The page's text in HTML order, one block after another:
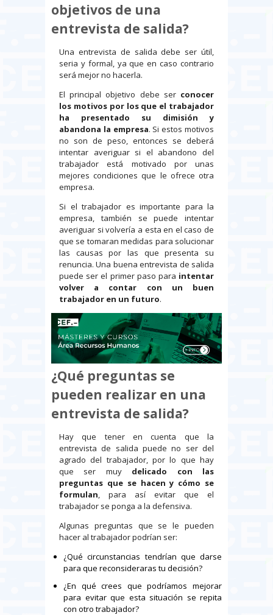
objetivos de una
entrevista de salida?
Una entrevista de salida debe ser útil,
seria y formal, ya que en caso contrario
será mejor no hacerla.
El principal objetivo debe ser conocer
los motivos por los que el trabajador
ha presentado su dimisión y
abandona la empresa. Si estos motivos
no son de peso, entonces se deberá
intentar averiguar si el abandono del
trabajador está motivado por unas
mejores condiciones que le ofrece otra
empresa.
Si el trabajador es importante para la
empresa, también se puede intentar
averiguar si volvería a esta en el caso de
que se tomaran medidas para solucionar
las causas por las que presenta su
renuncia. Una buena entrevista de salida
puede ser el primer paso para intentar
volver a contar con un buen
trabajador en un futuro.
¿Qué preguntas se
pueden realizar en una
entrevista de salida?
Hay que tener en cuenta que la
entrevista de salida puede no ser del
agrado del trabajador, por lo que hay
que ser muy delicado con las
preguntas que se hacen y cómo se
formulan, para así evitar que el
trabajador se ponga a la defensiva.
Algunas preguntas que se le pueden
hacer al trabajador podrían ser:
¿Qué circunstancias tendrían que darse
para que reconsideraras tu decisión?
¿En qué crees que podríamos mejorar
para evitar que esta situación se repita
con otro trabajador?